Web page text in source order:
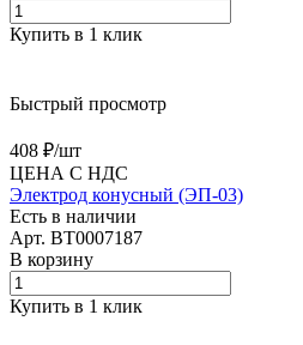
Купить в 1 клик
Быстрый просмотр
408 ₽/шт
ЦЕНА С НДС
Электрод конусный (ЭП-03)
Есть в наличии
Арт. BT0007187
В корзину
Купить в 1 клик